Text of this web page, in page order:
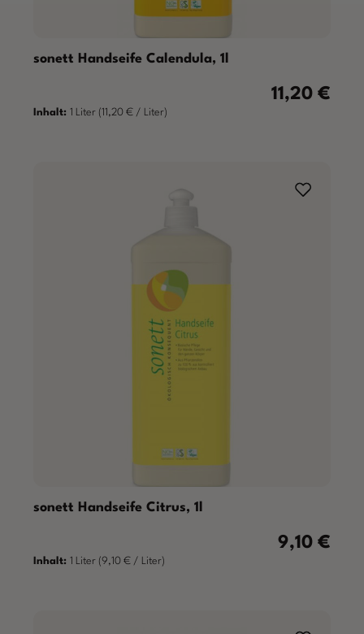
sonett Handseife Calendula, 1l
Regulärer
11,20 €
Inhalt: 1 Liter (11,20 € / Liter)
sonett Handseife Citrus, 1l
Regulärer
9,10 €
Inhalt: 1 Liter (9,10 € / Liter)